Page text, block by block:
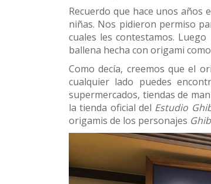
Recuerdo que hace unos años
niñas. Nos pidieron permiso
cuales les contestamos.
ballena hecha con origami
Como decía, creemos que el
cualquier lado puedes
supermercados, tiendas de
la tienda oficial del Estudio
origamis de los personajes